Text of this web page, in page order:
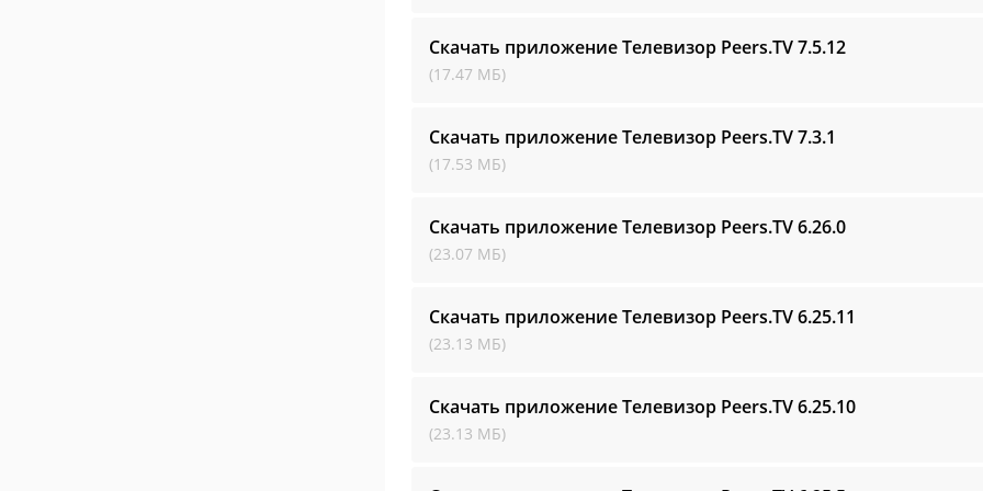
Скачать приложение Телевизор Peers.TV7.5.12
(17.47 МБ)
Скачать приложение Телевизор Peers.TV7.3.1
(17.53 МБ)
Скачать приложение Телевизор Peers.TV6.26.0
(23.07 МБ)
Скачать приложение Телевизор Peers.TV6.25.11
(23.13 МБ)
Скачать приложение Телевизор Peers.TV6.25.10
(23.13 МБ)